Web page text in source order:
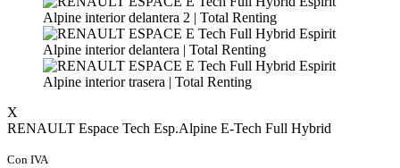
X
RENAULT Espace Tech Esp.Alpine E-Tech Full Hybrid
Con IVA